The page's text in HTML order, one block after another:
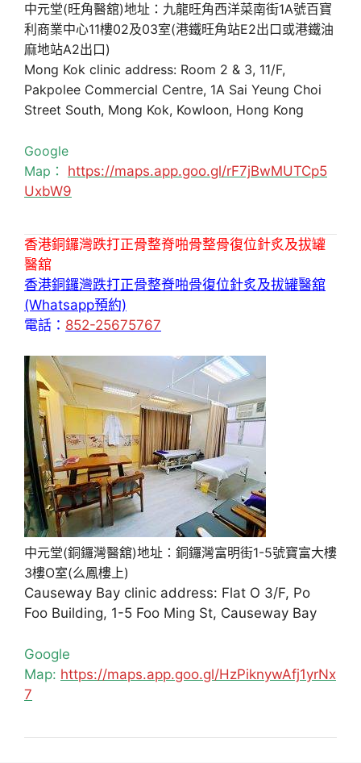
中元堂(旺角醫舘)地址：九龍旺角西洋菜南街1A號百寶
利商業中心11樓02及03室(港鐵旺角站E2出口或港鐵油
麻地站A2出口)
Mong Kok clinic address: Room 2 & 3, 11/F,
Pakpolee Commercial Centre, 1A Sai Yeung Choi
Street South, Mong Kok, Kowloon, Hong Kong
Google
Map： https://maps.app.goo.gl/rF7jBwMUTCp5
UxbW9
香港銅鑼灣跌打正骨整脊啪骨整骨復位針炙及拔罐
醫舘
香港銅鑼灣跌打正骨整脊啪骨復位針炙及拔罐醫舘
(Whatsapp預約)
電話： 852-25675767
中元堂(銅鑼灣醫舘)地址：銅鑼灣富明街1-5號寶富大樓
3樓O室(么鳳樓上)
Causeway Bay clinic address: Flat O 3/F, Po
Foo Building, 1-5 Foo Ming St, Causeway Bay
Google
Map: https://maps.app.goo.gl/HzPiknywAfj1yrNx
7